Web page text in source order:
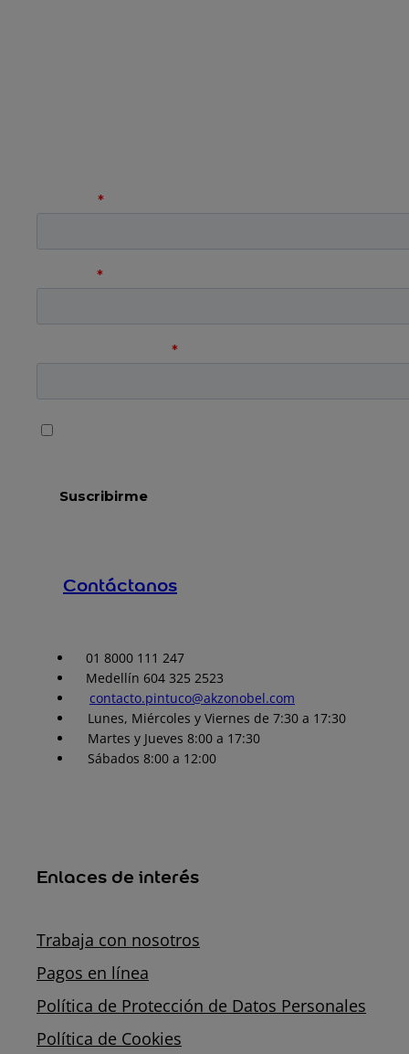
Contáctanos
01 8000 111 247
Medellín 604 325 2523
contacto.pintuco@akzonobel.com
Lunes, Miércoles y Viernes de 7:30 a 17:30
Martes y Jueves 8:00 a 17:30
Sábados 8:00 a 12:00
Enlaces de interés
Trabaja con nosotros
Pagos en línea
Política de Protección de Datos Personales
Política de Cookies